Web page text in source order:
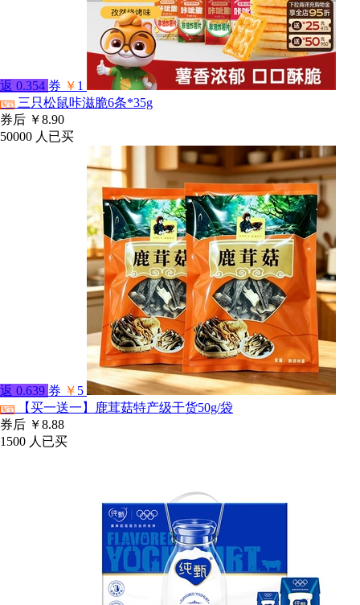
返 0.354 券 ￥ 1
淘宝
三只松鼠咔滋脆6条*35g
券后 ￥8.90
50000 人已买
返 0.639 券 ￥ 5
淘宝
【买一送一】鹿茸菇特产级干货50g/袋
券后 ￥8.88
1500 人已买